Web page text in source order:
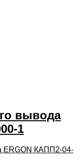
вывода
1